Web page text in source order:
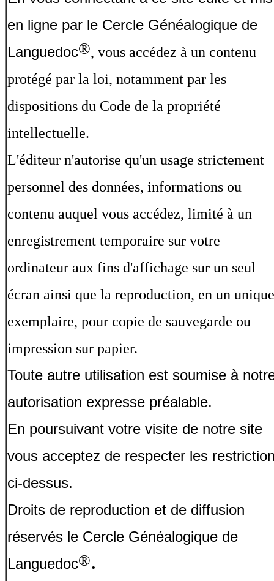
en ligne par le Cercle Généalogique de
Languedoc®, vous accédez à un contenu
protégé par la loi, notamment par les
dispositions du Code de la propriété
intellectuelle.
L'éditeur n'autorise qu'un usage strictement
personnel des données, informations ou
contenu auquel vous accédez, limité à un
enregistrement temporaire sur votre
ordinateur aux fins d'affichage sur un seul
écran ainsi que la reproduction, en un unique
exemplaire, pour copie de sauvegarde ou
impression sur papier.
Toute autre utilisation est soumise à
autorisation expresse préalable.
En poursuivant votre visite de notre site
vous acceptez de respecter les
ci-dessus.
Droits de reproduction et de diffusion
réservés le Cercle Généalogique de
Languedoc®.